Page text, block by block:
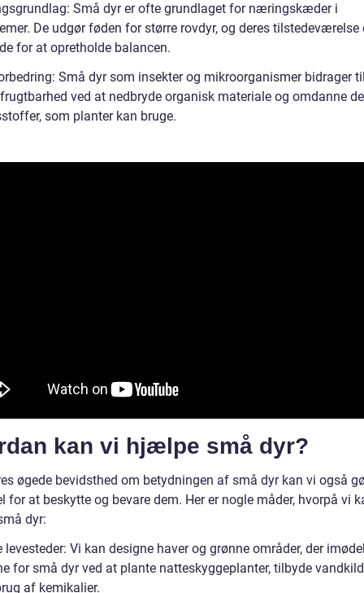
Små dyr er ofte grundlaget for næringskæder i
De udgør føden for større rovdyr, og deres tilstedeværelse
for at opretholde balancen.
Små dyr som insekter og mikroorganismer bidrager
ved at nedbryde organisk materiale og omdanne
som planter kan bruge.
kan vi hjælpe små dyr?
øgede bevidsthed om betydningen af små dyr kan vi også
for at beskytte og bevare dem. Her er nogle måder, hvorpå vi
dyr:
levesteder: Vi kan designe haver og grønne områder, der
for små dyr ved at plante natteskyggeplanter, tilbyde
af kemikalier.